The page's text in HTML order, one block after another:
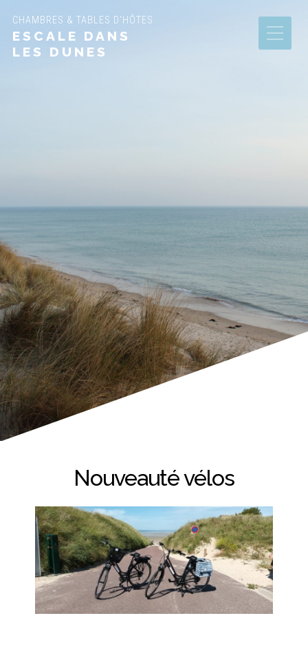
CHAMBRES & TABLES D'HÔTES
ESCALE DANS
LES DUNES
Nouveauté vélos